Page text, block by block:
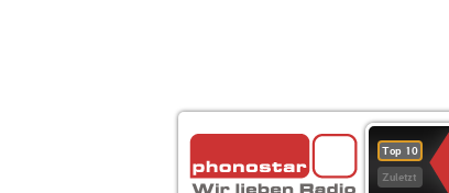
Top 10
Zuletzt